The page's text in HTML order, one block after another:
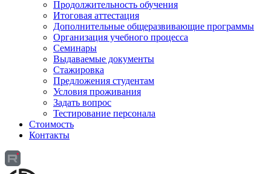
Продолжительность обучения
Итоговая аттестация
Дополнительные общеразвивающие программы
Организация учебного процесса
Семинары
Выдаваемые документы
Стажировка
Предложения студентам
Условия проживания
Задать вопрос
Тестирование персонала
Стоимость
Контакты